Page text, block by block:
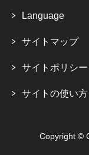
Language
サイトマップ
サイトポリシー
サイトの使い方
Copyright ©